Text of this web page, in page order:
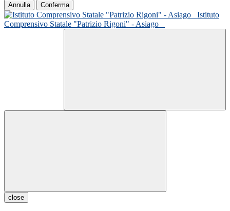
Annulla Conferma
Istituto
Comprensivo Statale "Patrizio Rigoni" - Asiago
close